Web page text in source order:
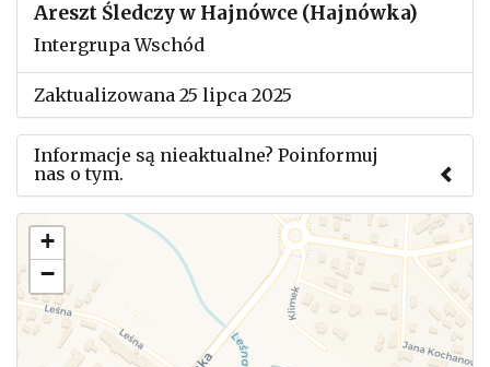
Areszt Śledczy w Hajnówce (Hajnówka)
Intergrupa Wschód
Zaktualizowana 25 lipca 2025
Informacje są nieaktualne? Poinformuj
nas o tym.
Użyj tego formularza aby przesłać informację o
zmianach w powyższym mityngu.
+
−